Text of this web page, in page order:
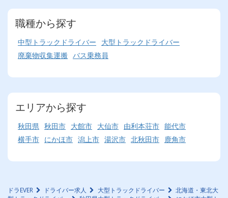
職種から探す
中型トラックドライバー
大型トラックドライバー
廃棄物収集運搬 バス乗務員
エリアから探す
秋田県 秋田市 大館市 大仙市 由利本荘市 能代市
横手市 にかほ市 潟上市 湯沢市 北秋田市 鹿角市
ドラEVER ドライバー求人 大型トラックドライバー
北海道・東北大